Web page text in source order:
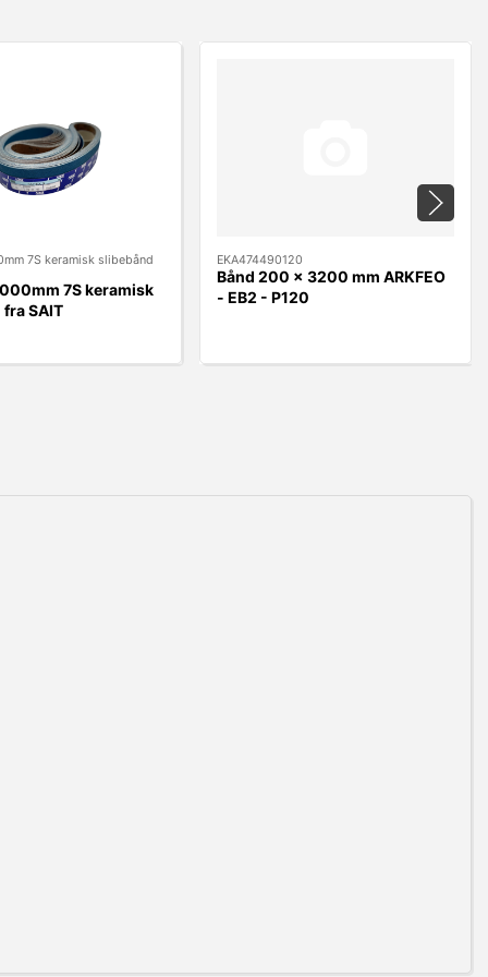
7S keramisk slibebånd
7S keramisk
SAIT
EKA474490120
Bånd 200 x 3200 mm ARKFEO
- EB2 - P120